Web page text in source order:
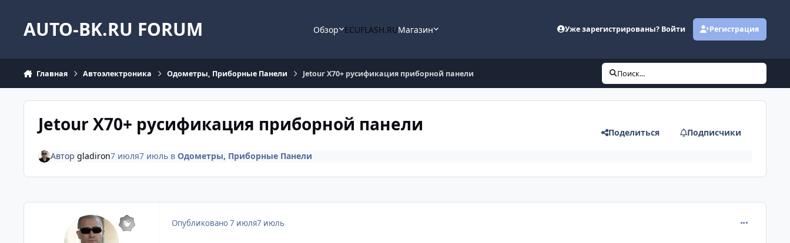
AUTO-BK.RU FORUM Обзор ECUFLASH.RUМагазин Уже зарегистрированы? Войти Регистрация
Главная Автоэлектроника Одометры, Приборные Панели Jetour X70+ русификация приборной панели Поиск...
Jetour X70+ русификация приборной панели Поделиться Подписчики
Автор gladiron7 июля7 июльв Одометры, Приборные Панели
Опубликовано7 июля7 июль